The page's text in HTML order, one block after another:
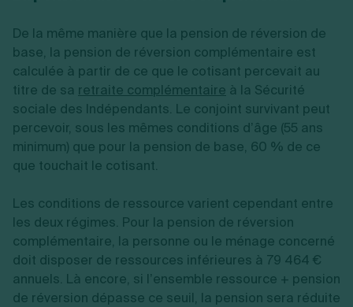
De la même manière que la pension de réversion de
base, la pension de réversion complémentaire est
calculée à partir de ce que le cotisant percevait au
titre de sa retraite complémentaire à la Sécurité
sociale des Indépendants. Le conjoint survivant peut
percevoir, sous les mêmes conditions d’âge (55 ans
minimum) que pour la pension de base, 60 % de ce
que touchait le cotisant.
Les conditions de ressource varient cependant entre
les deux régimes. Pour la pension de réversion
complémentaire, la personne ou le ménage concerné
doit disposer de ressources inférieures à 79 464 €
annuels. Là encore, si l’ensemble ressource + pension
de réversion dépasse ce seuil, la pension sera réduite